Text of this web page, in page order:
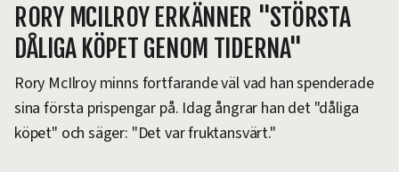
RORY MCILROY ERKÄNNER "STÖRSTA
DÅLIGA KÖPET GENOM TIDERNA"
Rory McIlroy minns fortfarande väl vad han spenderade
sina första prispengar på. Idag ångrar han det "dåliga
köpet" och säger: "Det var fruktansvärt."